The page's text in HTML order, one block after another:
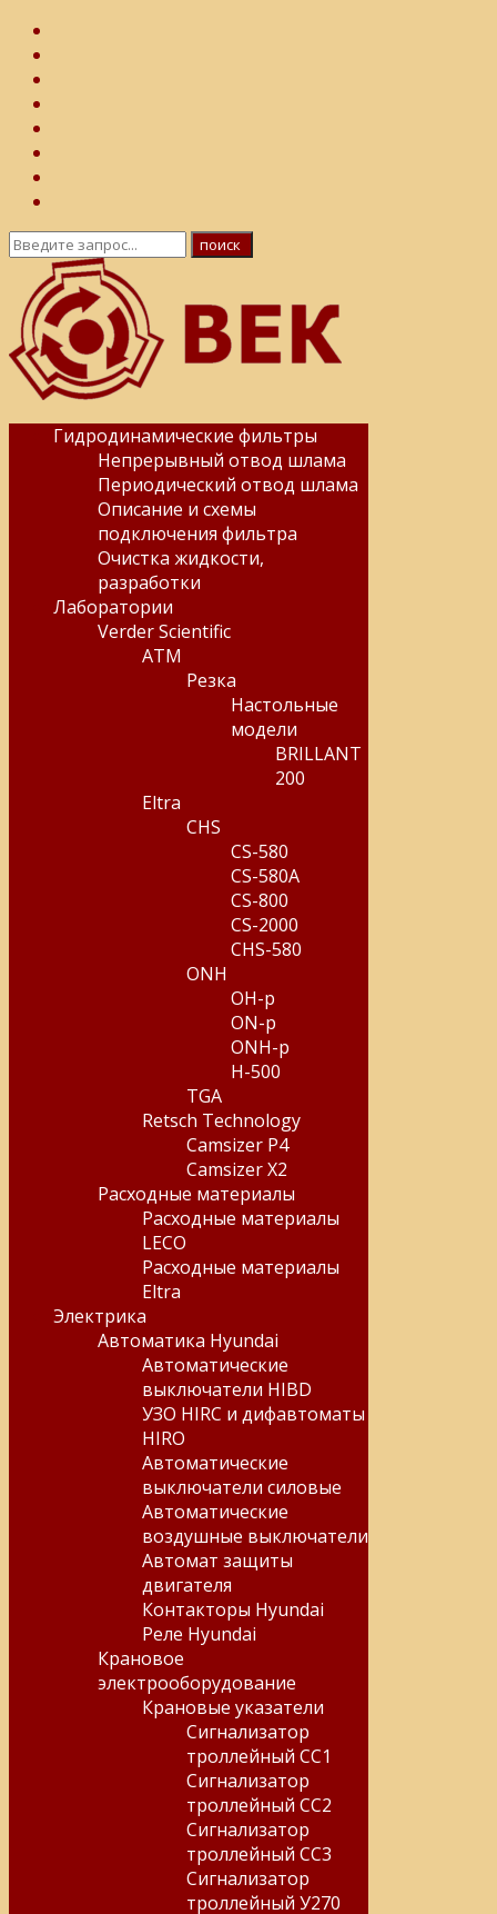
Гидродинамические фильтры
Непрерывный отвод шлама
Периодический отвод шлама
Описание и схемы
подключения фильтра
Очистка жидкости,
разработки
Лаборатории
Verder Scientific
ATM
Резка
Настольные
модели
BRILLANT
200
Eltra
CHS
CS-580
CS-580A
CS-800
CS-2000
CHS-580
ONH
OH-p
ON-p
ONH-p
H-500
TGA
Retsch Technology
Camsizer P4
Camsizer X2
Расходные материалы
Расходные материалы
LECO
Расходные материалы
Eltra
Электрика
Автоматика Hyundai
Автоматические
выключатели HIBD
УЗО HIRC и дифавтоматы
HIRO
Автоматические
выключатели силовые
Автоматические
воздушные выключатели
Автомат защиты
двигателя
Контакторы Hyundai
Реле Hyundai
Крановое
электрооборудование
Крановые указатели
Сигнализатор
троллейный СС1
Сигнализатор
троллейный СС2
Сигнализатор
троллейный СС3
Сигнализатор
троллейный У270